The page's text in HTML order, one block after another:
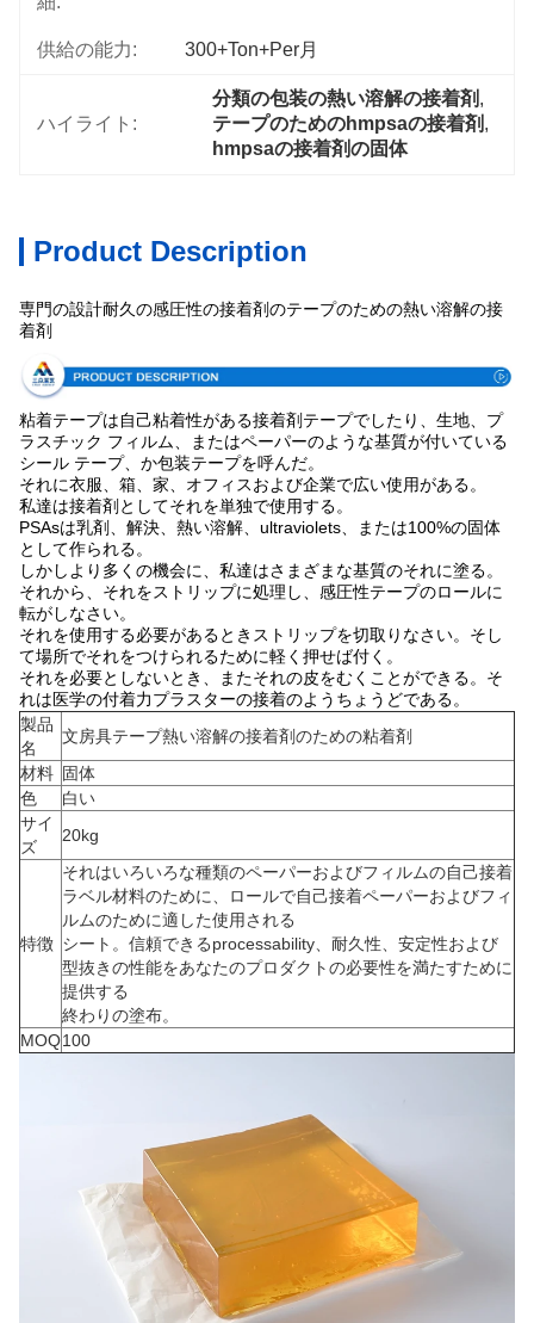
供給の能力: 300+Ton+per月
ハイライト:
分類の包装の熱い溶解の接着剤 ,
テープのためのhmpsaの接着剤 ,
hmpsaの接着剤の固体
Product Description
専門の設計耐久の感圧性の接着剤のテープのための熱い溶解の接
着剤
粘着テープは自己粘着性がある接着剤テープでしたり、生地、プ
ラスチック フィルム、またはペーパーのような基質が付いている
シール テープ、か包装テープを呼んだ。
それに衣服、箱、家、オフィスおよび企業で広い使用がある。
私達は接着剤としてそれを単独で使用する。
PSAsは乳剤、解決、熱い溶解、ultraviolets、または100%の固体
として作られる。
しかしより多くの機会に、私達はさまざまな基質のそれに塗る。
それから、それをストリップに処理し、感圧性テープのロールに
転がしなさい。
それを使用する必要があるときストリップを切取りなさい。そし
て場所でそれをつけられるために軽く押せば付く。
それを必要としないとき、またそれの皮をむくことができる。そ
れは医学の付着力プラスターの接着のようちょうどである。
製品
名
文房具テープ熱い溶解の接着剤のための粘着剤
材料 固体
色
白い
サイ
ズ
20kg
特徴
それはいろいろな種類のペーパーおよびフィルムの自己接着
ラベル材料のために、ロールで自己接着ペーパーおよびフィ
ルムのために適した使用される
シート。信頼できるprocessability、耐久性、安定性および
型抜きの性能をあなたのプロダクトの必要性を満たすために
提供する
終わりの塗布。
MOQ100